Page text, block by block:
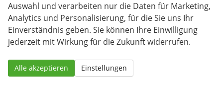
Cupra Formentor
1.5 eTSI 7-Gang-DSG
unverbindliche Lieferzeit:09.10.2026 Neuwagen
Auswahl und verarbeiten nur die Daten für Marketing,
Analytics und Personalisierung, für die Sie uns Ihr
Einverständnis geben. Sie können Ihre Einwilligung
jederzeit mit Wirkung für die Zukunft widerrufen.
Alle akzeptieren Einstellungen